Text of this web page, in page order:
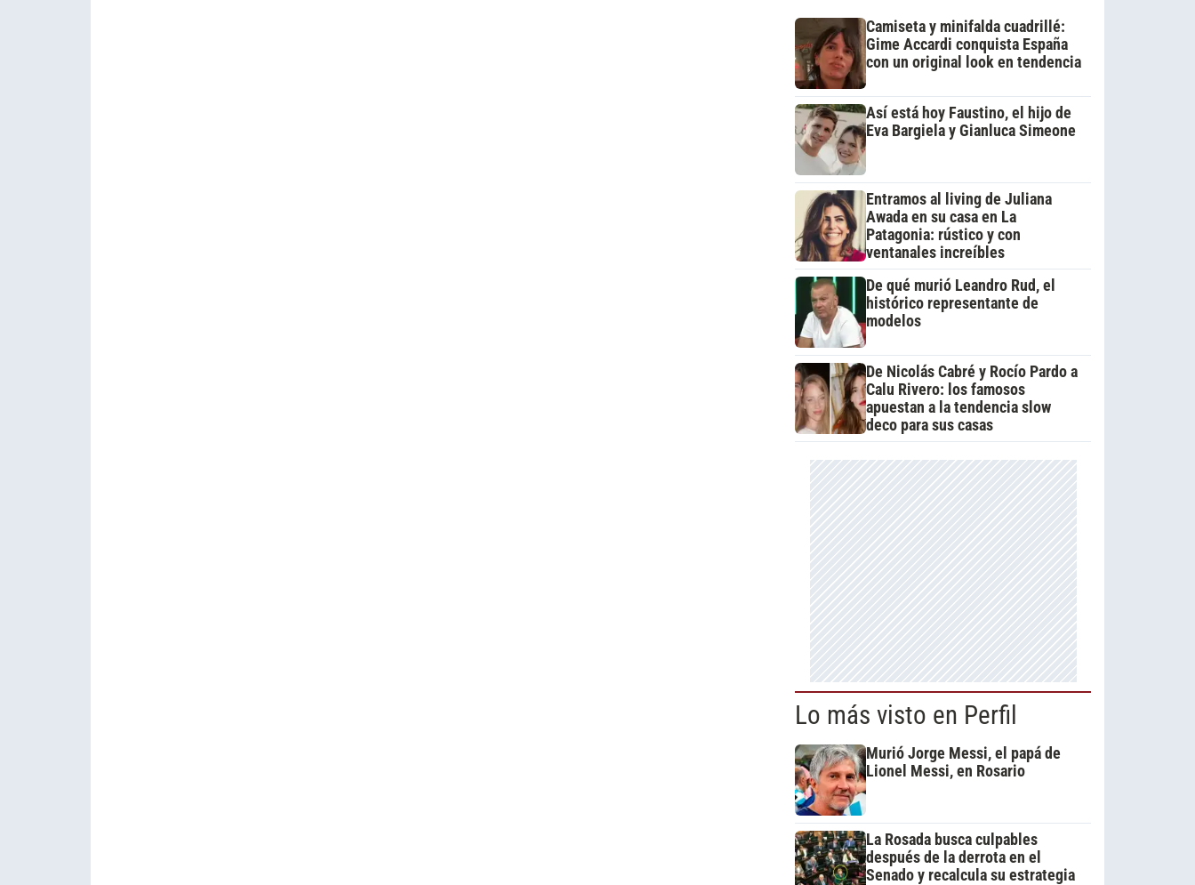
Camiseta y minifalda cuadrillé:
Gime Accardi conquista España
con un original look en tendencia
Así está hoy Faustino, el hijo de
Eva Bargiela y Gianluca Simeone
Entramos al living de Juliana
Awada en su casa en La
Patagonia: rústico y con
ventanales increíbles
De qué murió Leandro Rud, el
histórico representante de
modelos
De Nicolás Cabré y Rocío Pardo a
Calu Rivero: los famosos
apuestan a la tendencia slow
deco para sus casas
Lo más visto en Perfil
Murió Jorge Messi, el papá de
Lionel Messi, en Rosario
La Rosada busca culpables
después de la derrota en el
Senado y recalcula su estrategia